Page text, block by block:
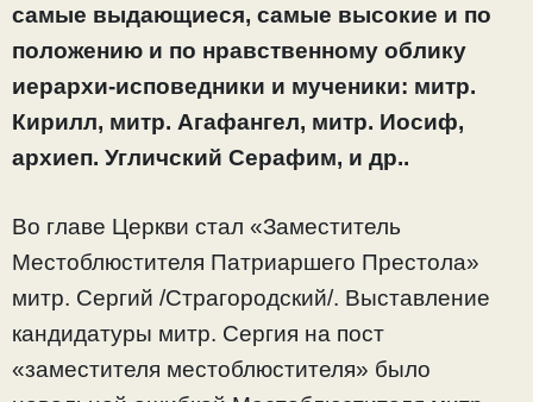
самые выдающиеся, самые высокие и по
положению и по нравственному облику
иерархи-исповедники и мученики: митр.
Кирилл, митр. Агафангел, митр. Иосиф,
архиеп. Угличский Серафим, и др..
Во главе Церкви стал «Заместитель
Местоблюстителя Патриаршего Престола»
митр. Сергий /Страгородский/. Выставление
кандидатуры митр. Сергия на пост
«заместителя местоблюстителя» было